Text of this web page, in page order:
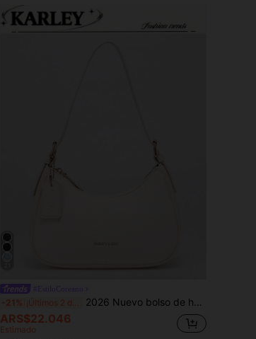
-21% ¡Últimos 2 días 2026 Nuevo bolso de hombro de media luna de unicolor clásico de piel de PU, adecuado para compras y uso casual, bolso lunar versátil, bolso de mano de textura de litchi blanco, bolso de axila Y2K, bolso sexy para chica, con correas de hombro dobles reemplazables, para llevar en la mano o cruzado
ARS$22.046
Estimado